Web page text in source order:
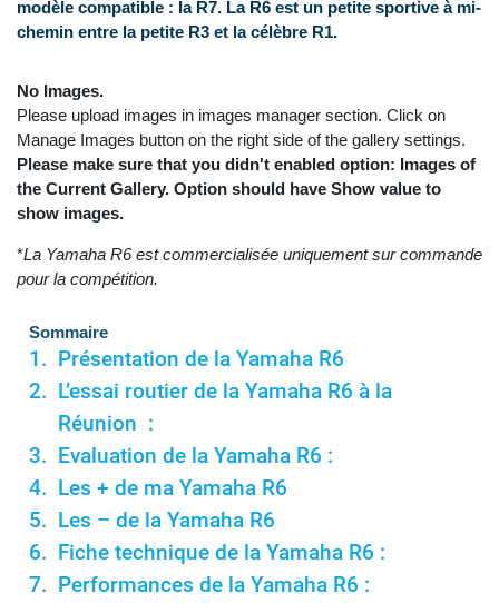
modèle compatible : la R7. La R6 est un petite sportive à mi-
chemin entre la petite R3 et la célèbre R1.
No Images.
Please upload images in images manager section. Click on
Manage Images button on the right side of the gallery settings.
Please make sure that you didn't enabled option: Images of
the Current Gallery. Option should have Show value to
show images.
*La Yamaha R6 est commercialisée uniquement sur commande
pour la compétition.
Sommaire
Présentation de la Yamaha R6
L’essai routier de la Yamaha R6 à la
Réunion :
Evaluation de la Yamaha R6 :
Les + de ma Yamaha R6
Les – de la Yamaha R6
Fiche technique de la Yamaha R6 :
Performances de la Yamaha R6 :